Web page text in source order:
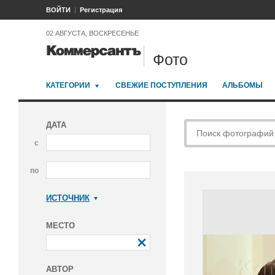
ВОЙТИ Регистрация
02 АВГУСТА, ВОСКРЕСЕНЬЕ
Фото
КАТЕГОРИИ СВЕЖИЕ ПОСТУПЛЕНИЯ АЛЬБОМЫ
ДАТА
с
по
ИСТОЧНИК
МЕСТО
АВТОР